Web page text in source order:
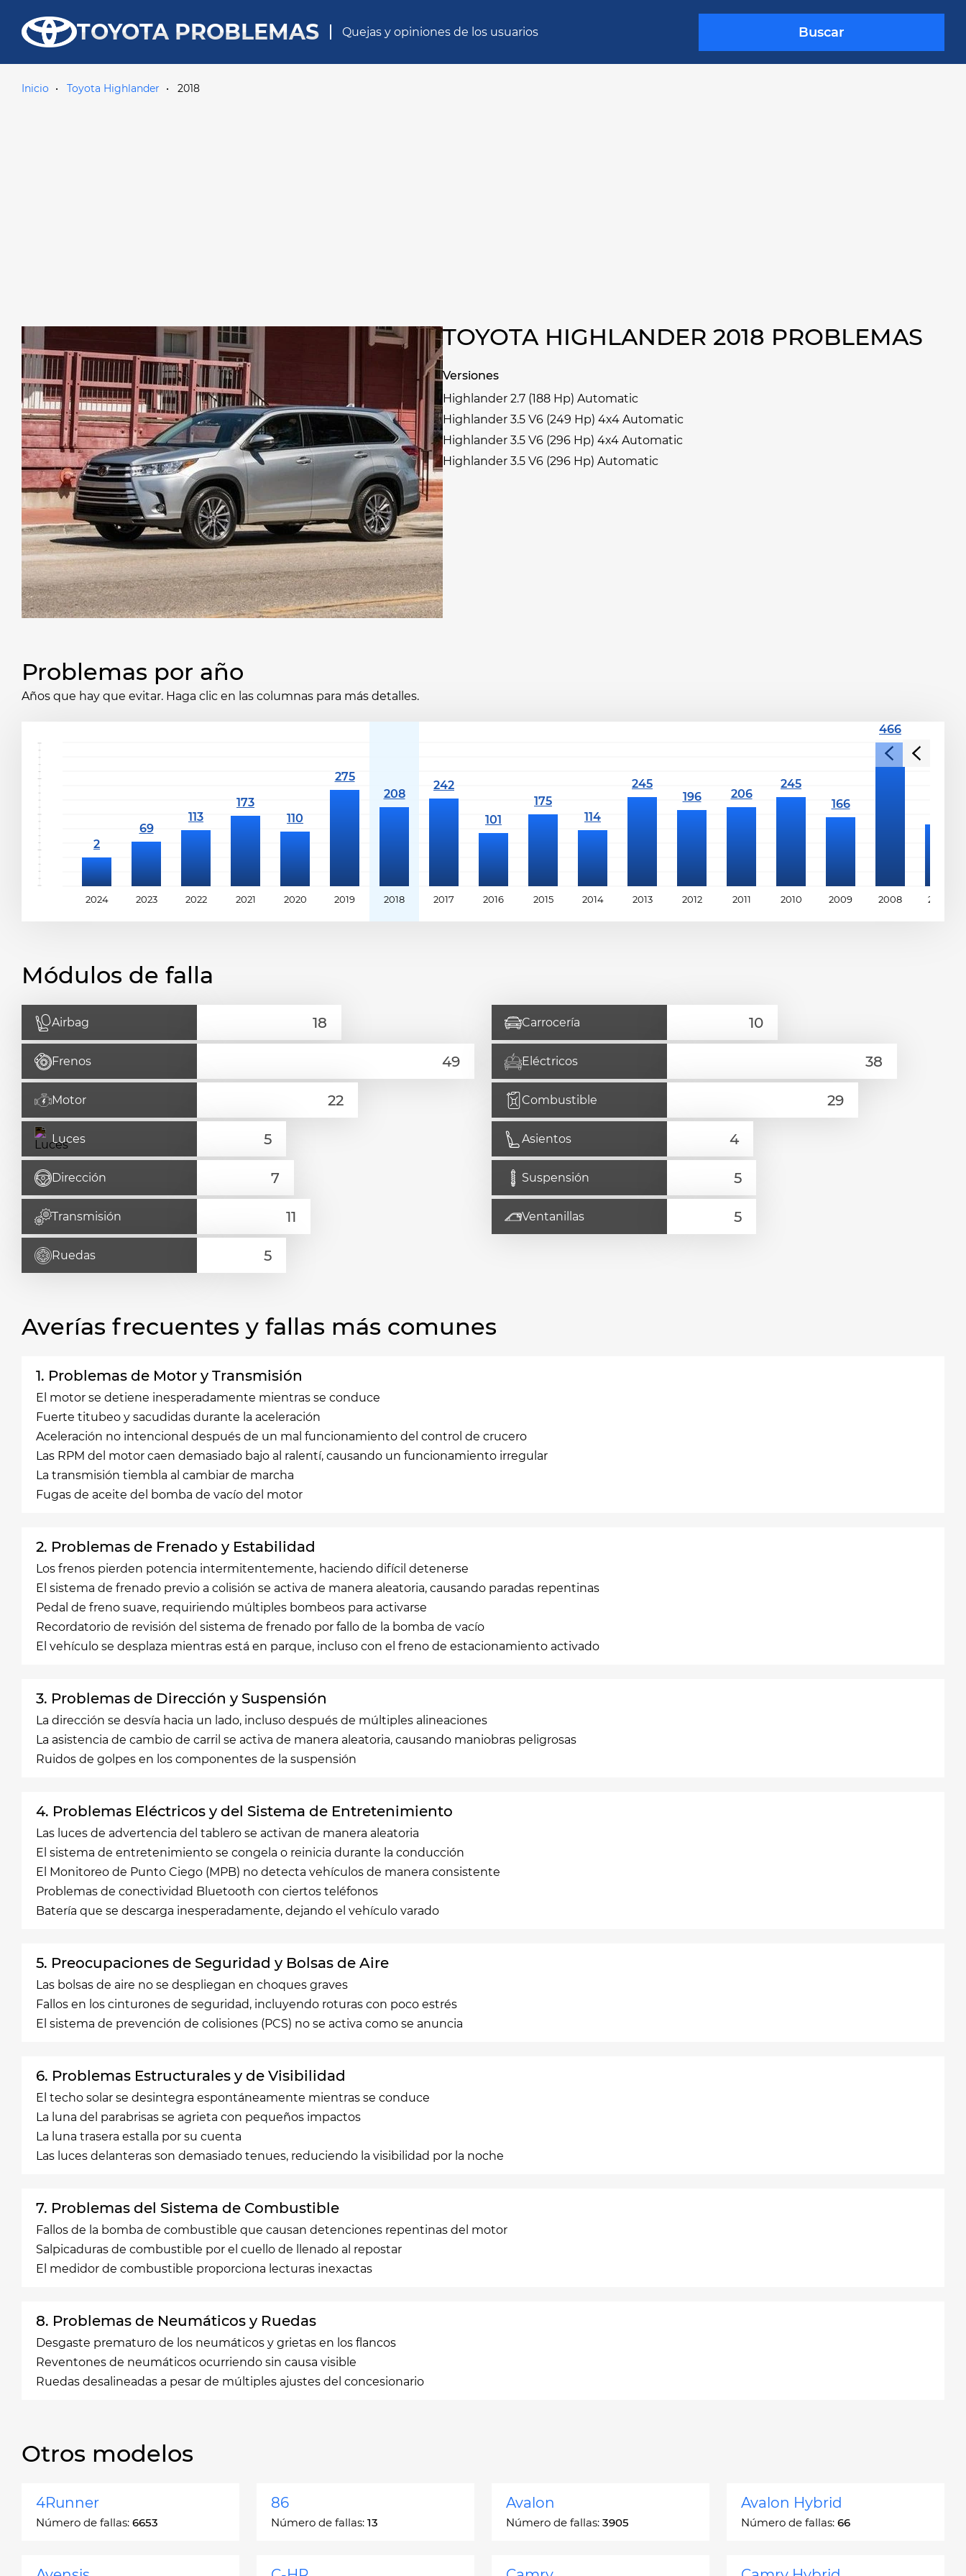
TOYOTA PROBLEMAS Quejas y opiniones de los usuarios Buscar
Inicio Toyota Highlander 2018
TOYOTA HIGHLANDER 2018 PROBLEMAS
Versiones
Highlander 2.7 (188 Hp) Automatic
Highlander 3.5 V6 (249 Hp) 4x4 Automatic
Highlander 3.5 V6 (296 Hp) 4x4 Automatic
Highlander 3.5 V6 (296 Hp) Automatic
Problemas por año
Años que hay que evitar. Haga clic en las columnas para más detalles.
2024 2023 2022 2021 2020 2019 2018 2017 2016 2015 2014 2013 2012 2011 2010 2009 2008 2007
Módulos de falla
Airbag Carrocería
Frenos Eléctricos
Motor Combustible
Luces Asientos
Dirección Suspensión
Transmisión Ventanillas
Ruedas
Averías frecuentes y fallas más comunes
1. Problemas de Motor y Transmisión
El motor se detiene inesperadamente mientras se conduce
Fuerte titubeo y sacudidas durante la aceleración
Aceleración no intencional después de un mal funcionamiento del control de crucero
Las RPM del motor caen demasiado bajo al ralentí, causando un funcionamiento irregular
La transmisión tiembla al cambiar de marcha
Fugas de aceite del bomba de vacío del motor
2. Problemas de Frenado y Estabilidad
Los frenos pierden potencia intermitentemente, haciendo difícil detenerse
El sistema de frenado previo a colisión se activa de manera aleatoria, causando paradas repentinas
Pedal de freno suave, requiriendo múltiples bombeos para activarse
Recordatorio de revisión del sistema de frenado por fallo de la bomba de vacío
El vehículo se desplaza mientras está en parque, incluso con el freno de estacionamiento activado
3. Problemas de Dirección y Suspensión
La dirección se desvía hacia un lado, incluso después de múltiples alineaciones
La asistencia de cambio de carril se activa de manera aleatoria, causando maniobras peligrosas
Ruidos de golpes en los componentes de la suspensión
4. Problemas Eléctricos y del Sistema de Entretenimiento
Las luces de advertencia del tablero se activan de manera aleatoria
El sistema de entretenimiento se congela o reinicia durante la conducción
El Monitoreo de Punto Ciego (MPB) no detecta vehículos de manera consistente
Problemas de conectividad Bluetooth con ciertos teléfonos
Batería que se descarga inesperadamente, dejando el vehículo varado
5. Preocupaciones de Seguridad y Bolsas de Aire
Las bolsas de aire no se despliegan en choques graves
Fallos en los cinturones de seguridad, incluyendo roturas con poco estrés
El sistema de prevención de colisiones (PCS) no se activa como se anuncia
6. Problemas Estructurales y de Visibilidad
El techo solar se desintegra espontáneamente mientras se conduce
La luna del parabrisas se agrieta con pequeños impactos
La luna trasera estalla por su cuenta
Las luces delanteras son demasiado tenues, reduciendo la visibilidad por la noche
7. Problemas del Sistema de Combustible
Fallos de la bomba de combustible que causan detenciones repentinas del motor
Salpicaduras de combustible por el cuello de llenado al repostar
El medidor de combustible proporciona lecturas inexactas
8. Problemas de Neumáticos y Ruedas
Desgaste prematuro de los neumáticos y grietas en los flancos
Reventones de neumáticos ocurriendo sin causa visible
Ruedas desalineadas a pesar de múltiples ajustes del concesionario
Otros modelos
4Runner
Número de fallas: 6653
86
Número de fallas: 13
Avalon
Número de fallas: 3905
Avalon Hybrid
Número de fallas: 66